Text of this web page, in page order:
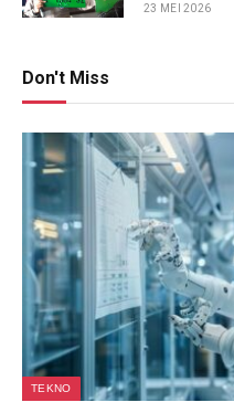
23 MEI 2026
Don't Miss
TEKNO